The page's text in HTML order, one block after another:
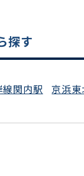
探す
線関内駅
京浜